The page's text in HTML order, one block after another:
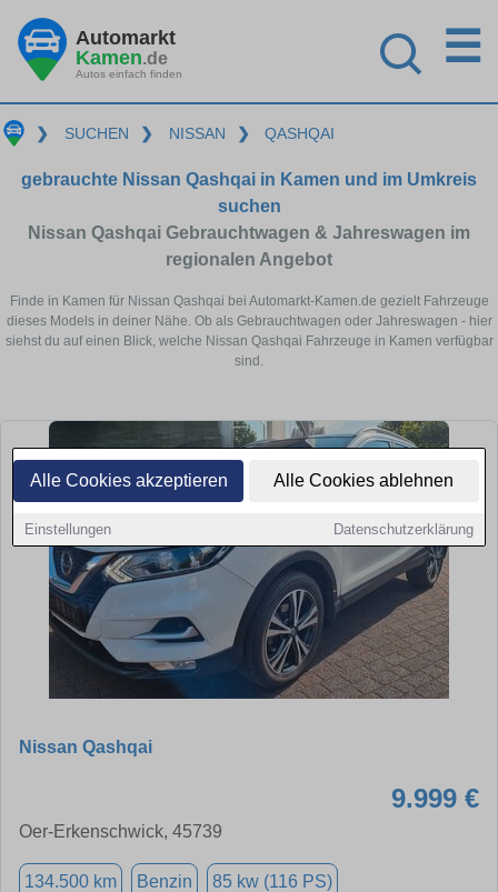
Alle Cookies akzeptieren Alle Cookies ablehnen
Einstellungen Datenschutzerklärung
Automarkt
Kamen.de
Autos einfach finden
☰
❯ SUCHEN ❯ NISSAN ❯ QASHQAI
gebrauchte Nissan Qashqai in Kamen und im Umkreis
suchen
Nissan Qashqai Gebrauchtwagen & Jahreswagen im
regionalen Angebot
Finde in Kamen für Nissan Qashqai bei Automarkt-Kamen.de gezielt Fahrzeuge
dieses Models in deiner Nähe. Ob als Gebrauchtwagen oder Jahreswagen - hier
siehst du auf einen Blick, welche Nissan Qashqai Fahrzeuge in Kamen verfügbar
sind.
Nissan Qashqai
9.999 €
Oer-Erkenschwick, 45739
134.500 km Benzin 85 kw (116 PS)